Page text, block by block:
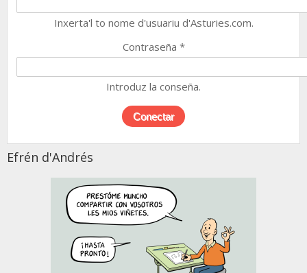
Inxerta'l to nome d'usuariu d'Asturies.com.
Contraseña *
Introduz la conseña.
Efrén d'Andrés